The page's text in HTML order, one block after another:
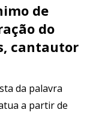
de
do
cantautor
da palavra
a partir de